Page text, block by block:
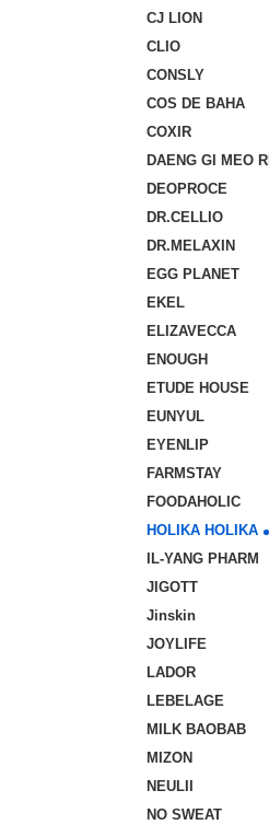
CJ LION
CLIO
CONSLY
COS DE BAHA
COXIR
DAENG GI MEO RI
DEOPROCE
DR.CELLIO
DR.MELAXIN
EGG PLANET
EKEL
ELIZAVECCA
ENOUGH
ETUDE HOUSE
EUNYUL
EYENLIP
FARMSTAY
FOODAHOLIC
HOLIKA HOLIKA
IL-YANG PHARM
JIGOTT
Jinskin
JOYLIFE
LADOR
LEBELAGE
MILK BAOBAB
MIZON
NEULII
NO SWEAT